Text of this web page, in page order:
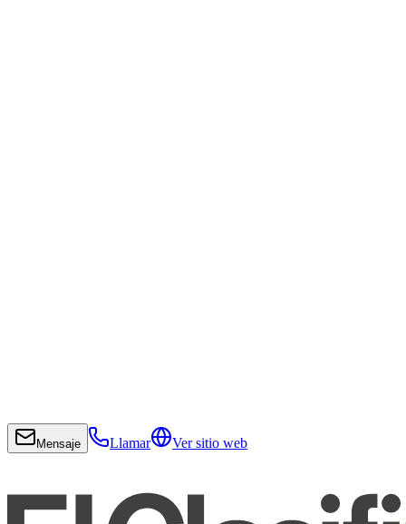
Mensaje Llamar Ver sitio web